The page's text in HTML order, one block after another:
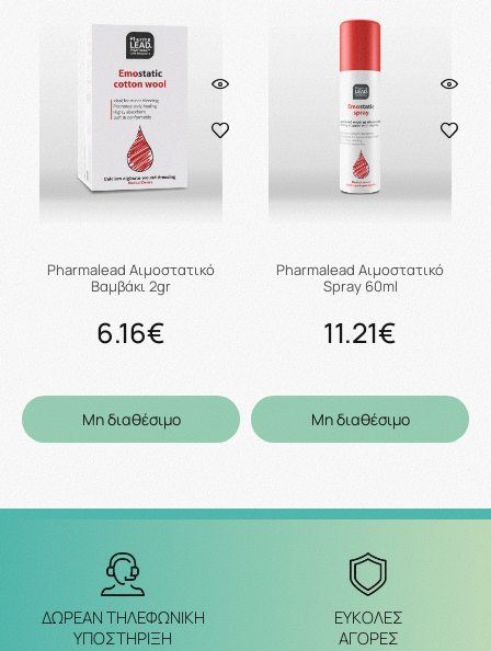
Pharmalead Αιμοστατικό
Βαμβάκι 2gr
6.16€
Μη διαθέσιμο
Pharmalead Αιμοστατικό
Spray 60ml
11.21€
Μη διαθέσιμο
ΔΩΡΕΑΝ ΤΗΛΕΦΩΝΙΚΗ
ΥΠΟΣΤΗΡΙΞΗ
ΕΥΚΟΛΕΣ
ΑΓΟΡΕΣ